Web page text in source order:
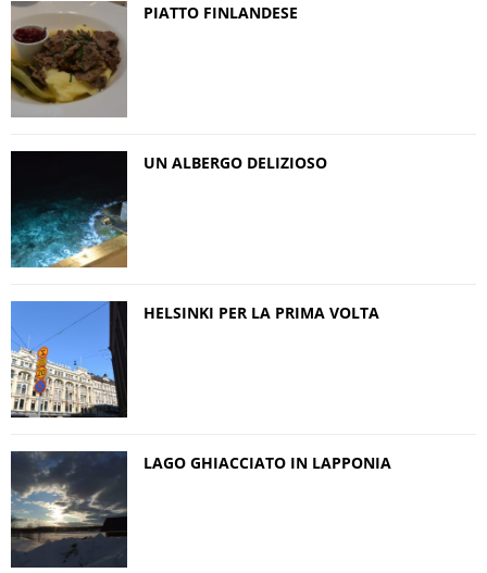
PIATTO FINLANDESE
UN ALBERGO DELIZIOSO
HELSINKI PER LA PRIMA VOLTA
LAGO GHIACCIATO IN LAPPONIA